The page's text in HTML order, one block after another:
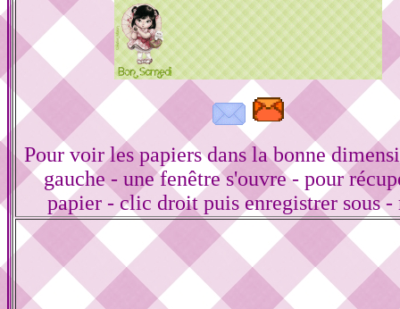
Pour voir les papiers dans la bonne
gauche - une fenêtre s'ouvre - pour
papier - clic droit puis enregistrer sous -